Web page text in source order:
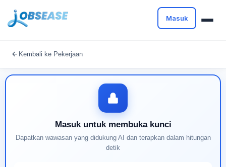
Masuk
Kembali ke Pekerjaan
Masuk untuk membuka kunci
Dapatkan wawasan yang didukung AI dan terapkan dalam hitungan
detik
Buat profil Anda untuk membuka kunci pencocokan